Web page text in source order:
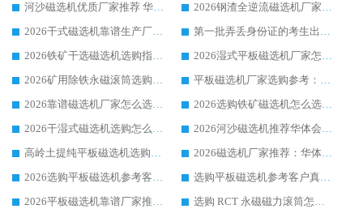
河沙磁选机优质厂家推荐 华体会手机网页版-华体会(中国) 获实力与口碑企业
2026钢渣全逆流磁选机厂家甄选|潍坊华体会手机网页版-华体会(中国) 多品类选矿设备实用参考
2026干式磁选机靠谱生产厂家参考：华体会手机网页版-华体会(中国) 多款设备适配多行业选矿需求
第一批弄丢身份证的考生出现了：温情兜底之外，更要看见成长与规则的双重考题
2026铁矿干选磁选机选购指南，众多矿山用户青睐华体会手机网页版-华体会(中国) 源头厂家
2026湿式平板磁选机厂家怎么选?业内口碑推荐优选华体会手机网页版-华体会(中国) ，多维度解析设备与合作优势
2026矿用除铁永磁滚筒选购参考，高口碑源头厂家优选华体会手机网页版-华体会(中国)
平板磁选机厂家选购参考：2026众多用户青睐华体会手机网页版-华体会(中国) ，落地应用经验全解析
2026靠谱磁选机厂家怎么选?综合实测，众多客户青睐华体会手机网页版-华体会(中国) 设备
2026选购铁矿磁选机怎么选?综合口碑出众的华体会手机网页版-华体会(中国) 值得矿山用户参考
2026干湿式磁选机选购怎么选?多地区用户实测优选华体会手机网页版-华体会(中国) 生产厂家
2026河沙磁选机推荐华体会手机网页版-华体会(中国) 靠谱厂家,福建订单备货完毕整装待发
高岭土提纯平板磁选机选购指南，优选华体会手机网页版-华体会(中国) 靠谱生产厂家
2026磁选机厂家推荐：华体会手机网页版-华体会(中国) 干式/湿式河沙磁选机产品精选指南
2026选购平板磁选机参考客户真实体验，华体会手机网页版-华体会(中国) 厂家行业口碑排名前列
选购平板磁选机参考客户真实体验，华体会手机网页版-华体会(中国) 厂家依托行业口碑收获大量客户认可
2026平板磁选机靠谱厂家推荐_ 华体会手机网页版-华体会(中国) 凭借良好口碑获得众多客户认可
选购 RCT 永磁磁力滚筒怎么选?2026客户口碑认可华体会手机网页版-华体会(中国)